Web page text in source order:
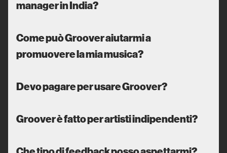
manager in India?
Come può Groover aiutarmi a
promuovere la mia musica?
Devo pagare per usare Groover?
Groover è fatto per artisti indipendenti?